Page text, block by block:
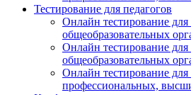
Тестирование для педагогов
Онлайн тестирование
общеобразовательных
Онлайн тестирование для
общеобразовательных
Онлайн тестирование для
профессиональных,